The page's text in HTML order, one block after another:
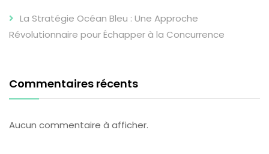
La Stratégie Océan Bleu : Une Approche
Révolutionnaire pour Échapper à la Concurrence
Commentaires récents
Aucun commentaire à afficher.